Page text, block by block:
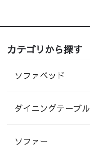
カテゴリから探す
ソファベッド
ダイニングテーブル
ソファー